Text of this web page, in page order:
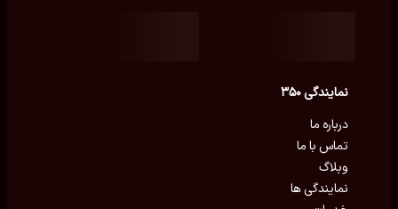
نمایندگی ۳۵۰
درباره ما
تماس با ما
وبلاگ
نمایندگی ها